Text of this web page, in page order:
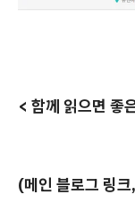
< 함께 읽으면 좋
(메인 블로그 링